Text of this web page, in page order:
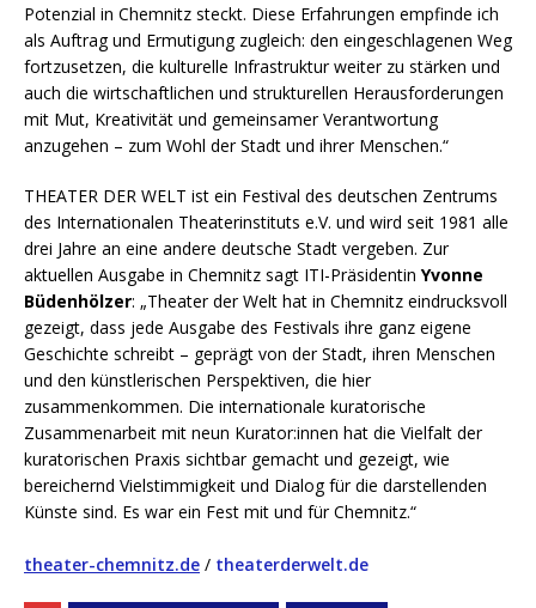
Potenzial in Chemnitz steckt. Diese Erfahrungen empfinde ich
als Auftrag und Ermutigung zugleich: den eingeschlagenen Weg
fortzusetzen, die kulturelle Infrastruktur weiter zu stärken und
auch die wirtschaftlichen und strukturellen Herausforderungen
mit Mut, Kreativität und gemeinsamer Verantwortung
anzugehen – zum Wohl der Stadt und ihrer Menschen.“
THEATER DER WELT ist ein Festival des deutschen Zentrums
des Internationalen Theaterinstituts e.V. und wird seit 1981 alle
drei Jahre an eine andere deutsche Stadt vergeben. Zur
aktuellen Ausgabe in Chemnitz sagt ITI-Präsidentin Yvonne
Büdenhölzer: „Theater der Welt hat in Chemnitz eindrucksvoll
gezeigt, dass jede Ausgabe des Festivals ihre ganz eigene
Geschichte schreibt – geprägt von der Stadt, ihren Menschen
und den künstlerischen Perspektiven, die hier
zusammenkommen. Die internationale kuratorische
Zusammenarbeit mit neun Kurator:innen hat die Vielfalt der
kuratorischen Praxis sichtbar gemacht und gezeigt, wie
bereichernd Vielstimmigkeit und Dialog für die darstellenden
Künste sind. Es war ein Fest mit und für Chemnitz.“
theater-chemnitz.de / theaterderwelt.de